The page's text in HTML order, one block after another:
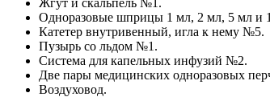
Жгут и скальпель №1.
Одноразовые шприцы 1 мл, 2 мл, 5 мл и
Катетер внутривенный, игла к нему №5.
Пузырь со льдом №1.
Система для капельных инфузий №2.
Две пары медицинских одноразовых
Воздуховод.